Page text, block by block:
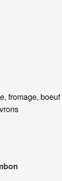
fromage,